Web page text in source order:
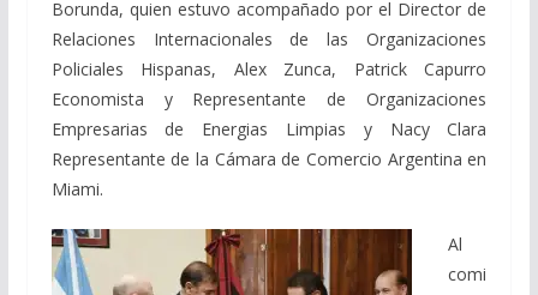
Borunda, quien estuvo acompañado por el Director de
Relaciones Internacionales de las Organizaciones
Policiales Hispanas, Alex Zunca, Patrick Capurro
Economista y Representante de Organizaciones
Empresarias de Energias Limpias y Nacy Clara
Representante de la Cámara de Comercio Argentina en
Miami.
Al
comi